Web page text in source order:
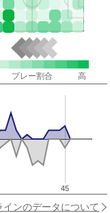
プレー割合 高
45
インのデータについて